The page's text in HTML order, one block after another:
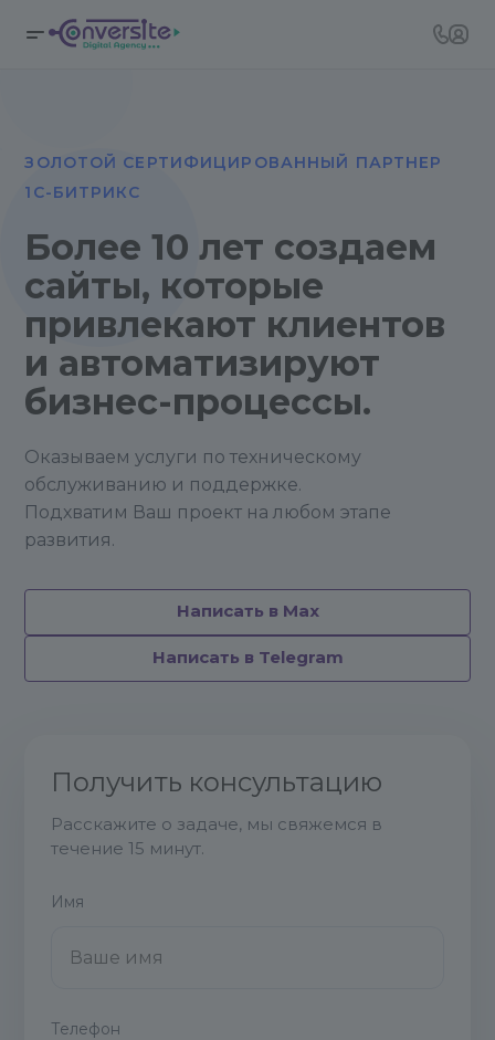
ЗОЛОТОЙ СЕРТИФИЦИРОВАННЫЙ ПАРТНЕР
1С-БИТРИКС
Более 10 лет создаем
сайты, которые
привлекают клиентов
и автоматизируют
бизнес-процессы.
Оказываем услуги по техническому
обслуживанию и поддержке.
Подхватим Ваш проект на любом этапе
развития.
Написать в Max
Написать в Telegram
Получить консультацию
Расскажите о задаче, мы свяжемся в
течение 15 минут.
Имя
Телефон